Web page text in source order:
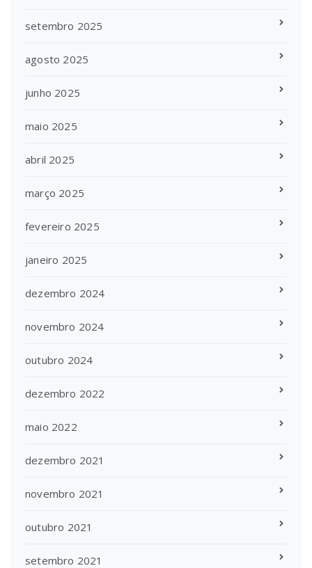
setembro 2025
agosto 2025
junho 2025
maio 2025
abril 2025
março 2025
fevereiro 2025
janeiro 2025
dezembro 2024
novembro 2024
outubro 2024
dezembro 2022
maio 2022
dezembro 2021
novembro 2021
outubro 2021
setembro 2021